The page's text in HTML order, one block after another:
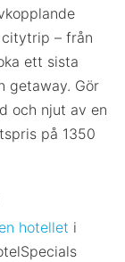
– från
ett sista
getaway. Gör
och njut av en
på 1350
hotellet i